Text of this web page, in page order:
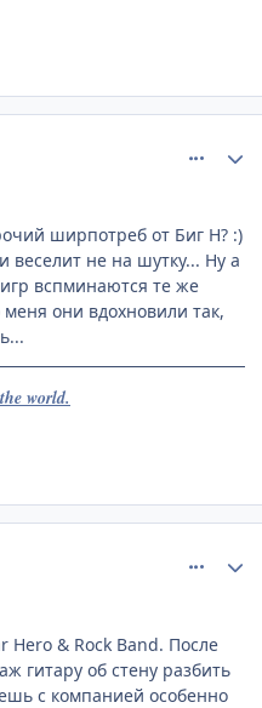
ширпотреб от Биг Н? :)
веселит не на шутку... Ну а
вспминаются те же
они вдохновили так,
world.
& Rock Band. После
гитару об стену разбить
с компанией особенно